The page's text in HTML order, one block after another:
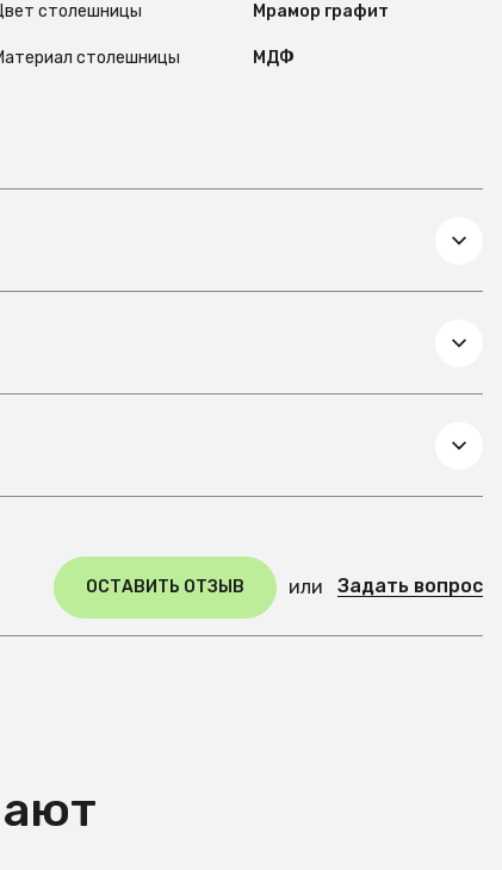
столешницы Мрамор графит
столешницы МДФ
ОСТАВИТЬ ОТЗЫВ или Задать вопрос